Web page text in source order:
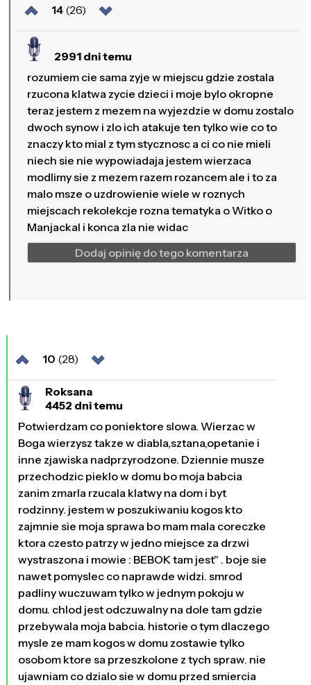
14(26)
2991 dni temu
rozumiem cie sama zyje w miejscu gdzie zostala
rzucona klatwa zycie dzieci i moje bylo okropne
teraz jestem z mezem na wyjezdzie w domu zostalo
dwoch synow i zlo ich atakuje ten tylko wie co to
znaczy kto mial z tym stycznosc a ci co nie mieli
niech sie nie wypowiadaja jestem wierzaca
modlimy sie z mezem razem rozancem ale i to za
malo msze o uzdrowienie wiele w roznych
miejscach rekolekcje rozna tematyka o Witko o
Manjackal i konca zla nie widac
Dodaj opinię do tego komentarza
10 (28)
Roksana
4452 dni temu
Potwierdzam co poniektore slowa. Wierzac w
Boga wierzysz takze w diabla,sztana,opetanie i
inne zjawiska nadprzyrodzone. Dziennie musze
przechodzic pieklo w domu bo moja babcia
zanim zmarla rzucala klatwy na dom i byt
rodzinny. jestem w poszukiwaniu kogos kto
zajmnie sie moja sprawa bo mam mala coreczke
ktora czesto patrzy w jedno miejsce za drzwi
wystraszona i mowie : BEBOK tam jest" . boje sie
nawet pomyslec co naprawde widzi. smrod
padliny wuczuwam tylko w jednym pokoju w
domu. chlod jest odczuwalny na dole tam gdzie
przebywala moja babcia. historie o tym dlaczego
mysle ze mam kogos w domu zostawie tylko
osobom ktore sa przeszkolone z tych spraw. nie
ujawniam co dzialo sie w domu przed smiercia